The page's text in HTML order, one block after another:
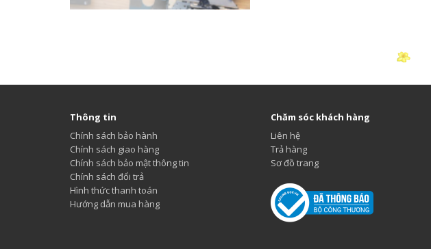
Thông tin
Chính sách bảo hành
Chính sách giao hàng
Chính sách bảo mật thông tin
Chính sách đổi trả
Hình thức thanh toán
Hướng dẫn mua hàng
Chăm sóc khách hàng
Liên hệ
Trả hàng
Sơ đồ trang